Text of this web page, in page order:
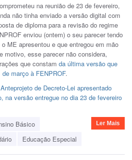
na reunião de 23 de fevereiro,
não tinha enviado a versão digital com
de diploma para a revisão do regime
enviou (ontem) o seu parecer tendo
ME apresentou e que entregou em mão
motivo, esse parecer não considera,
que constam da última versão que
março à FENPROF.
de Decreto-Lei apresentado
na versão entregue no dia 23 de fevereiro
Básico
Educação Especial
Ler Mais